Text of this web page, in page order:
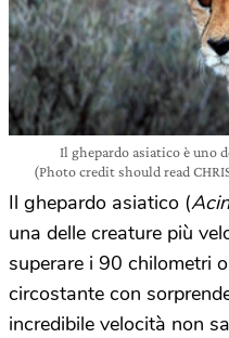
Il ghepardo asiatico è uno
(Photo credit should read
Il ghepardo asiatico (
una delle creature più
superare i 90 chilometri
circostante con
incredibile velocità non